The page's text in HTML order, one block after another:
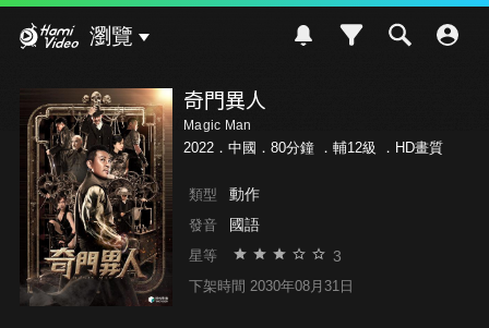
瀏覽
奇門異人
Magic Man
2022．中國．80分鐘 ． 輔12級 ．HD畫質
類型 動作
發音 國語
星等 3
下架時間 2030年08月31日